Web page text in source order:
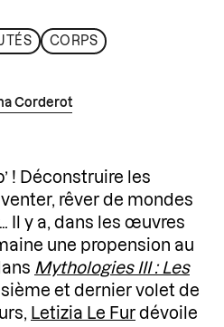
CORPS
Corderot
! Déconstruire les
rêver de mondes
Il y a, dans les œuvres
une propension au
Mythologies III : Les
et dernier volet de
Letizia Le Fur dévoile